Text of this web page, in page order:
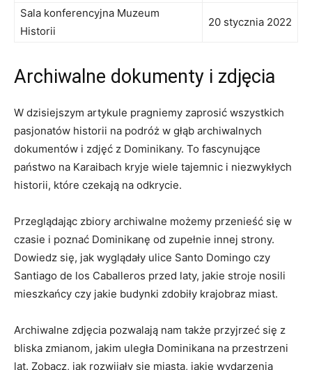
Sala ​konferencyjna Muzeum
‍Historii
20 stycznia ‍2022
Archiwalne dokumenty i ⁤zdjęcia
W dzisiejszym⁢ artykule pragniemy zaprosić wszystkich
pasjonatów‍ historii​ na podróż w głąb archiwalnych‍
dokumentów i zdjęć z Dominikany. To fascynujące
państwo na Karaibach ‍kryje wiele tajemnic ‍i niezwykłych
historii, które czekają na odkrycie.
Przeglądając zbiory archiwalne ⁣możemy⁣ przenieść się w​
czasie i poznać Dominikanę od zupełnie ⁤innej strony.
Dowiedz się, ‌jak wyglądały​ ulice Santo Domingo ​czy
Santiago de ⁣los Caballeros przed laty,⁢ jakie stroje nosili
mieszkańcy czy ⁣jakie budynki ⁣zdobiły krajobraz ⁤miast.
Archiwalne zdjęcia pozwalają nam także przyjrzeć się ⁤z
bliska ​zmianom, ⁤jakim uległa⁣ Dominikana na⁢ przestrzeni​
lat. Zobacz, jak rozwijały się⁢ miasta, jakie wydarzenia⁤